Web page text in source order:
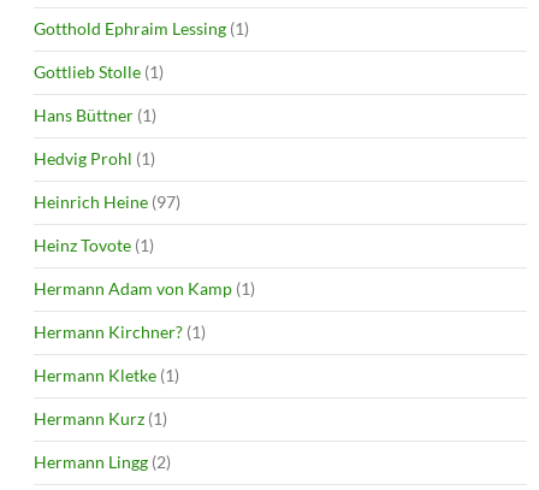
Gotthold Ephraim Lessing (1)
Gottlieb Stolle (1)
Hans Büttner (1)
Hedvig Prohl (1)
Heinrich Heine (97)
Heinz Tovote (1)
Hermann Adam von Kamp (1)
Hermann Kirchner? (1)
Hermann Kletke (1)
Hermann Kurz (1)
Hermann Lingg (2)